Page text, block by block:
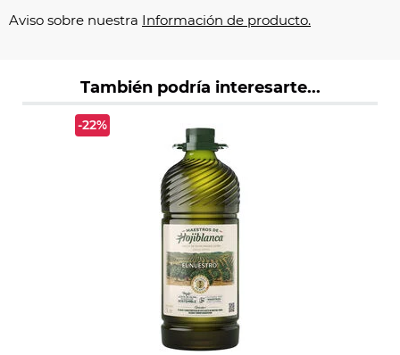
Aviso sobre nuestra Información de producto.
También podría interesarte...
-22%